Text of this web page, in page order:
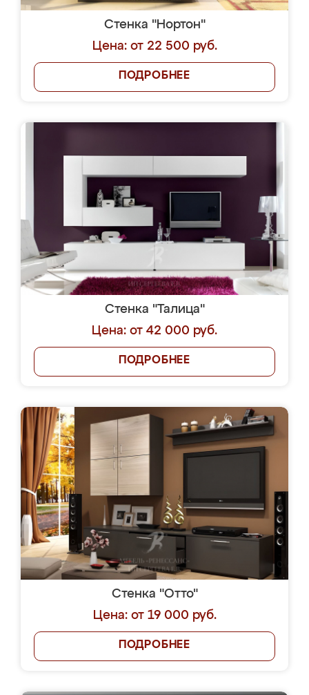
Стенка "Нортон"
Цена: от 22 500 руб.
ПОДРОБНЕЕ
Стенка "Талица"
Цена: от 42 000 руб.
ПОДРОБНЕЕ
Стенка "Отто"
Цена: от 19 000 руб.
ПОДРОБНЕЕ